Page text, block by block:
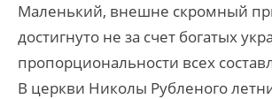
Маленький, внешне скромный
достигнуто не за счет богатых
пропорциональности всех
В церкви Николы Рубленого